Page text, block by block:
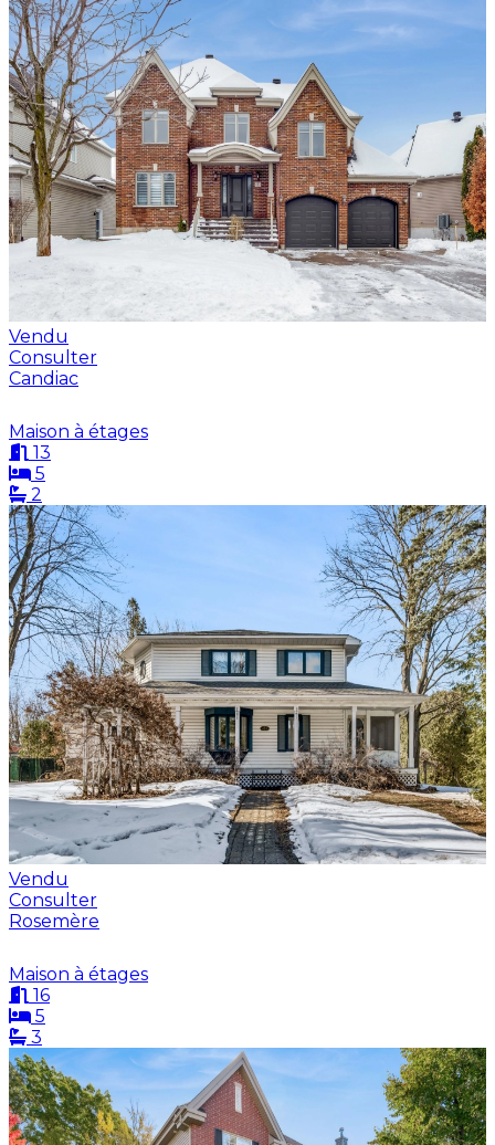
Vendu
Consulter
Candiac
Maison à étages
13
5
2
Vendu
Consulter
Rosemère
Maison à étages
16
5
3